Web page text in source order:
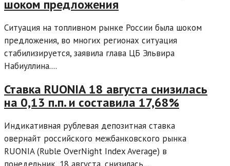
шоком предложения
Ситуация на топливном рынке России была шоком
предложения, во многих регионах ситуация
стабилизируется, заявила глава ЦБ Эльвира
Набиуллина....
Ставка RUONIA 18 августа снизилась
на 0,13 п.п. и составила 17,68%
Индикативная рублевая депозитная ставка
овернайт российского межбанковского рынка
RUONIA (Ruble OverNight Index Average) в